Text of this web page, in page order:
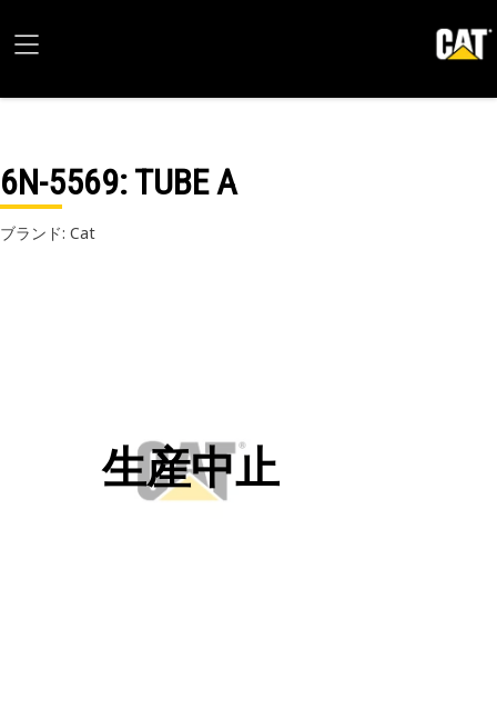
6N-5569: TUBE A
ブランド: Cat
生産中止